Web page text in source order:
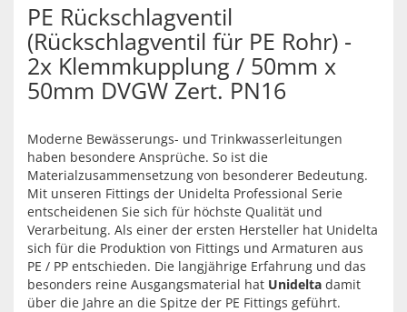
PE Rückschlagventil
(Rückschlagventil für PE Rohr) -
2x Klemmkupplung / 50mm x
50mm DVGW Zert. PN16
Moderne Bewässerungs- und Trinkwasserleitungen
haben besondere Ansprüche. So ist die
Materialzusammensetzung von besonderer Bedeutung.
Mit unseren Fittings der Unidelta Professional Serie
entscheidenen Sie sich für höchste Qualität und
Verarbeitung. Als einer der ersten Hersteller hat Unidelta
sich für die Produktion von Fittings und Armaturen aus
PE / PP entschieden. Die langjährige Erfahrung und das
besonders reine Ausgangsmaterial hat Unidelta damit
über die Jahre an die Spitze der PE Fittings geführt.